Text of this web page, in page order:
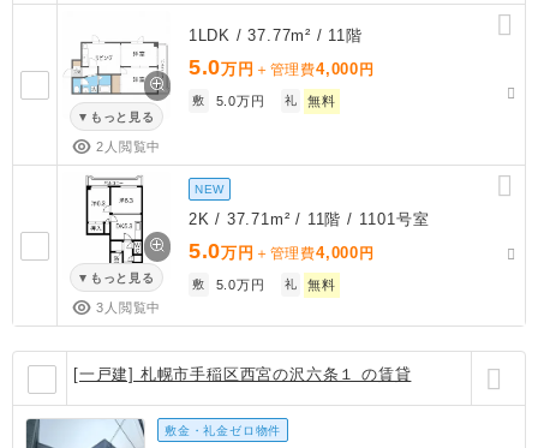
もっと見る
2人閲覧中
1LDK / 37.77m² / 11階
5.0万円 ＋管理費4,000 円
敷 5.0万円 礼 無料
もっと見る
3人閲覧中
NEW
2K / 37.71m² / 11階 / 1101号室
5.0万円 ＋管理費4,000 円
敷 5.0万円 礼 無料
[一戸建] 札幌市手稲区西宮の沢六条１ の賃貸
敷金・礼金ゼロ物件